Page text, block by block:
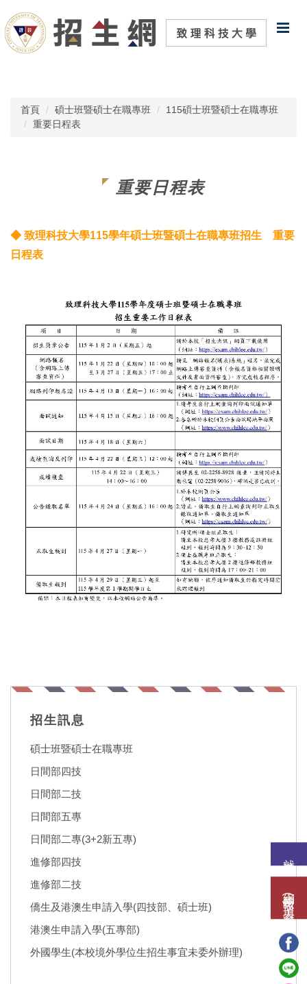
到
主
要
網路報名(填表)系統
首頁 碩士班暨碩士在職專班
115碩士班暨碩士在職專班
重要日程表
重要日程表
◆ 致理科技大學115學年碩士班暨碩士在職專班招生 重要
日程表
招生訊息
碩士班暨碩士在職專班
日間部四技
日間部二技
日間部五專
日間部二專(3+2新五專)
進修部四技
進修部二技
僑生及港澳生申請入學(四技部、碩士班)
港澳生申請入學(五專部)
外國學生(本校境外學位生招生事宜未委外辦理)